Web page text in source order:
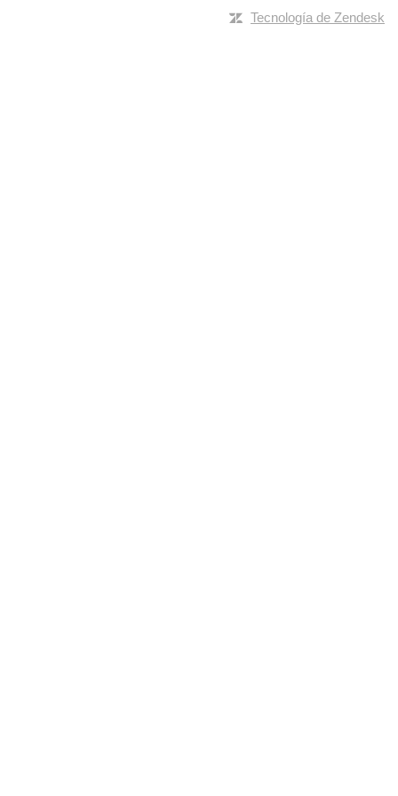
Tecnología de Zendesk